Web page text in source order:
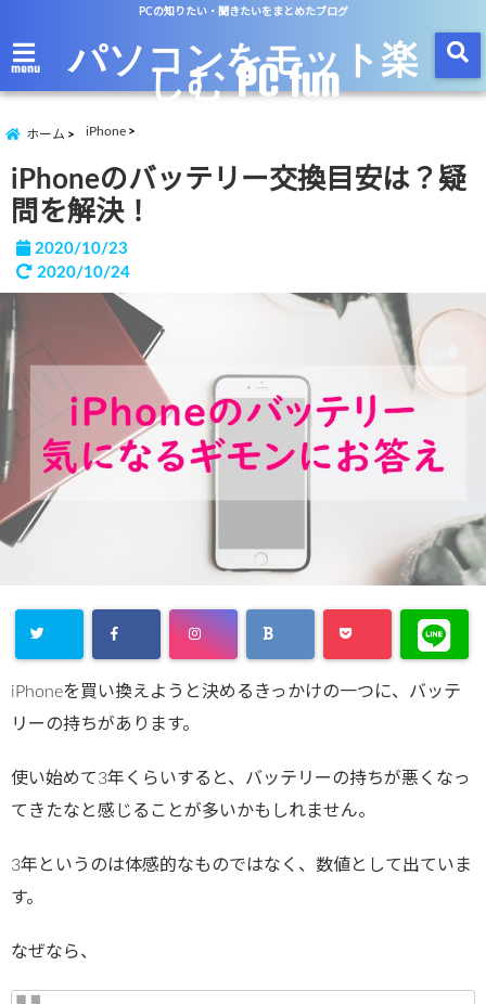
PCの知りたい・聞きたいをまとめたブログ
menu パソコンをモット楽
しむ PC fun
ホーム iPhone
iPhoneのバッテリー交換目安は？疑
問を解決！
2020/10/23
2020/10/24
iPhoneを買い換えようと決めるきっかけの一つに、バッテ
リーの持ちがあります。
使い始めて3年くらいすると、バッテリーの持ちが悪くなっ
てきたなと感じることが多いかもしれません。
3年というのは体感的なものではなく、数値として出ていま
す。
なぜなら、